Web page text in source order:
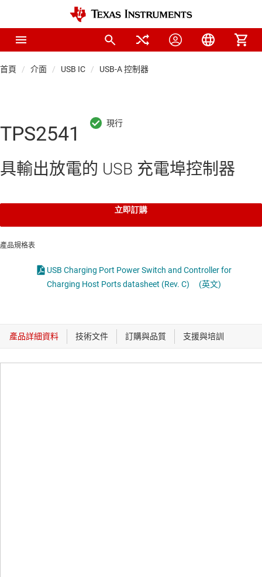
首頁 介面 USB IC USB-A 控制器
TPS2541
具輸出放電的 USB 充電埠控制器
立即訂購
產品規格表
USB Charging Port Power Switch and Controller for
Charging Host Ports datasheet (Rev. C)
(英文)